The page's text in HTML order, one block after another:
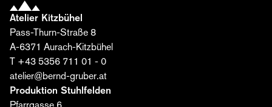
Nachname*
E-Mail*
Atelier Kitzbühel
Pass-Thurn-Straße 8
A-6371 Aurach-Kitzbühel
T +43 5356 711 01 - 0
atelier@bernd-gruber.at
Produktion Stuhlfelden